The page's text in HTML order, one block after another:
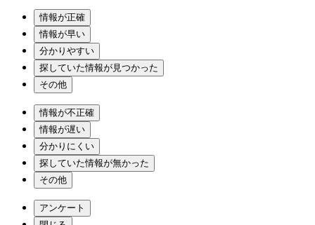
情報が正確
情報が早い
分かりやすい
探していた情報が見つかった
その他
情報が不正確
情報が遅い
分かりにくい
探していた情報が無かった
その他
アンケート